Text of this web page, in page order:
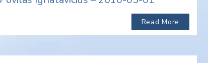
Read More